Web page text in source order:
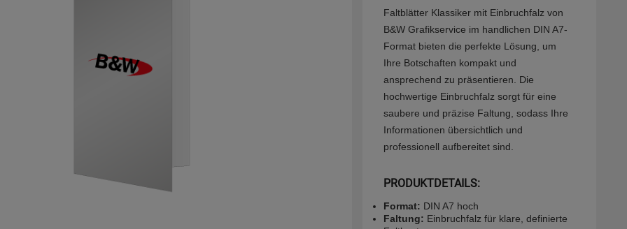
Faltblätter Klassiker mit Einbruchfalz von
B&W Grafikservice im handlichen DIN A7-
Format bieten die perfekte Lösung, um
Ihre Botschaften kompakt und
ansprechend zu präsentieren. Die
hochwertige Einbruchfalz sorgt für eine
saubere und präzise Faltung, sodass Ihre
Informationen übersichtlich und
professionell aufbereitet sind.
PRODUKTDETAILS:
Format: DIN A7 hoch
Faltung: Einbruchfalz für klare, definierte